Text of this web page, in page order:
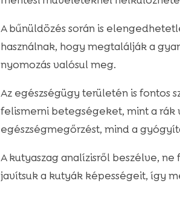
A bűnüldözés során is
használnak, hogy megtalálják a
nyomozás valósul meg.
Az egészségügy területén is fontos
felismerni betegségeket, mint a rák
egészségmegőrzést, mind a
A kutyaszag analízisről beszélve,
javítsuk a kutyák képességeit, így